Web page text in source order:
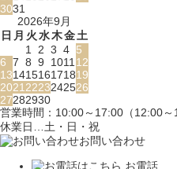
3031
2026年9月
日 月 火水木金土
1
2 3 4 5
6 7 8 9 1011 12
13141516171819
2021 2223242526
27282930
営業時間：10:00～17:00（12:00～
休業日…土・日・祝
お問い合わせ
お電話